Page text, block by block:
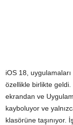
iOS 18,
özellikle birlikte
ekrandan ve
kayboluyor ve
klasörüne taşınıyor.